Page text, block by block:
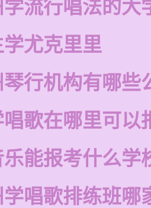
流行唱法的大
学尤克里里
行机构有哪些
歌在哪里可以
乐能报考什么学
唱歌排练班哪